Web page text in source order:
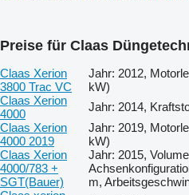
Preise für Claas
Claas Xerion
3800 Trac VC
Jahr: 2012,
kW)
Claas Xerion
4000
Jahr: 2014,
Claas Xerion
4000 2019
Jahr: 2019,
kW)
Claas Xerion
4000/783 +
SGT(Bauer)
Jahr: 2015,
m,